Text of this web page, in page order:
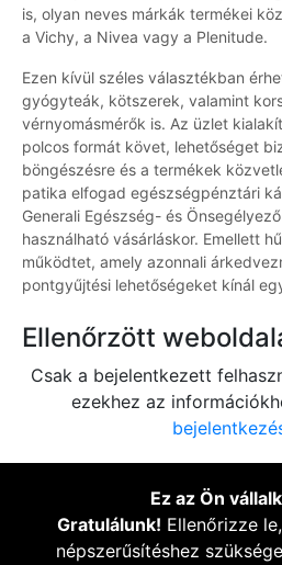
is, olyan neves márkák termékei
a Vichy, a Nivea vagy a Plenitude.
Ezen kívül széles választékban
gyógyteák, kötszerek, valamint
vérnyomásmérők is. Az üzlet
polcos formát követ, lehetőséget
böngészésre és a termékek
patika elfogad egészségpénztári
Generali Egészség- és
használható vásárláskor. Emellett
működtet, amely azonnali
pontgyűjtési lehetőségeket kínál
Ellenőrzött
Csak a bejelentkezett
ezekhez az
Ez az Ön
Gratulálunk! Ellenőrizze
népszerűsítéshez